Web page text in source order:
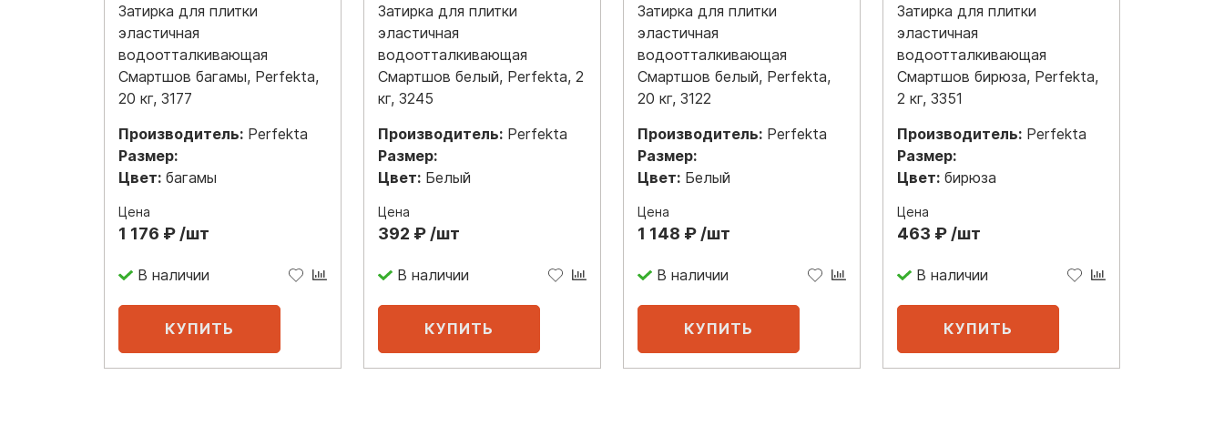
Затирка для плитки
эластичная
водоотталкивающая
Смартшов багамы, Perfekta,
20 кг, 3177
Производитель: Perfekta
Размер:
Цвет: багамы
Цена
1 176 ₽ /шт
В наличии
Затирка для плитки
эластичная
водоотталкивающая
Смартшов белый, Perfekta, 2
кг, 3245
Производитель: Perfekta
Размер:
Цвет: Белый
Цена
392 ₽ /шт
В наличии
Затирка для плитки
эластичная
водоотталкивающая
Смартшов белый, Perfekta,
20 кг, 3122
Производитель: Perfekta
Размер:
Цвет: Белый
Цена
1 148 ₽ /шт
В наличии
Затирка для плитки
эластичная
водоотталкивающая
Смартшов бирюза, Perfekta,
2 кг, 3351
Производитель: Perfekta
Размер:
Цвет: бирюза
Цена
463 ₽ /шт
В наличии